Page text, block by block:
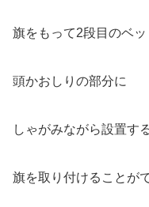
旗をもって2段目のベ
頭かおしりの部分に
しゃがみながら設置す
旗を取り付けることが